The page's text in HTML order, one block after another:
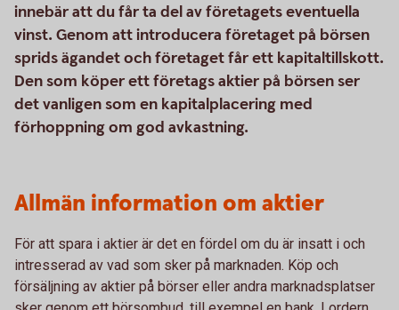
innebär att du får ta del av företagets eventuella
vinst. Genom att introducera företaget på börsen
sprids ägandet och företaget får ett kapitaltillskott.
Den som köper ett företags aktier på börsen ser
det vanligen som en kapitalplacering med
förhoppning om god avkastning.
Allmän information om aktier
För att spara i aktier är det en fördel om du är insatt i och
intresserad av vad som sker på marknaden. Köp och
försäljning av aktier på börser eller andra marknadsplatser